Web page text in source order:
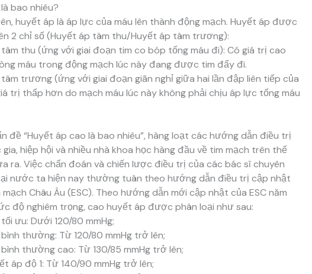
bao nhiêu?
huyết áp là áp lực của máu lên thành động mạch. Huyết áp được
2 chỉ số (Huyết áp tâm thu/Huyết áp tâm trương):
thu (ứng với giai đoạn tim co bóp tống máu đi): Có giá trị cao
máu trong động mạch lúc này đang được tim đẩy đi.
trương (ứng với giai đoạn giãn nghỉ giữa hai lần đập liên tiếp của
trị thấp hơn do mạch máu lúc này không phải chịu áp lực tống máu
đề “Huyết áp cao là bao nhiêu”, hàng loạt các hướng dẫn điều trị
hiệp hội và nhiều nhà khoa học hàng đầu về tim mạch trên thế
ra. Việc chẩn đoán và chiến lược điều trị của các bác sĩ chuyên
nước ta hiện nay thường tuân theo hướng dẫn điều trị cập nhật
mạch Châu Âu (ESC). Theo hướng dẫn mới cập nhật của ESC năm
độ nghiêm trọng, cao huyết áp được phân loại như sau:
ưu: Dưới 120/80 mmHg;
thường: Từ 120/80 mmHg trở lên;
thường cao: Từ 130/85 mmHg trở lên;
áp độ 1: Từ 140/90 mmHg trở lên;